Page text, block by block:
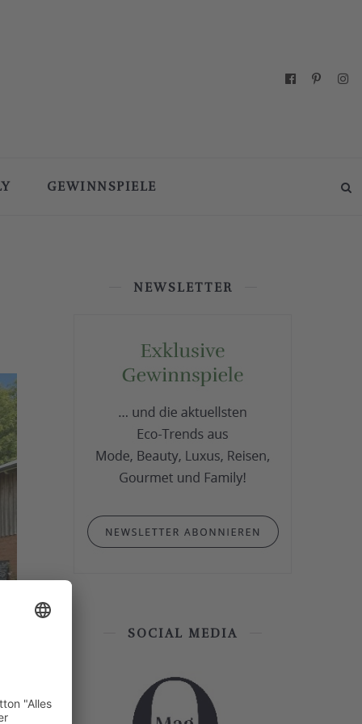
GEWINNSPIELE
NEWSLETTER
SOCIAL MEDIA